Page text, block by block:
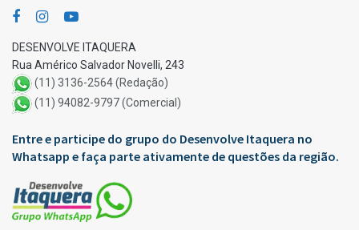
DESENVOLVE ITAQUERA
Rua Américo Salvador Novelli, 243
(11) 3136-2564 (Redação)
(11) 94082-9797 (Comercial)
Entre e participe do grupo do Desenvolve Itaquera no
Whatsapp e faça parte ativamente de questões da região.